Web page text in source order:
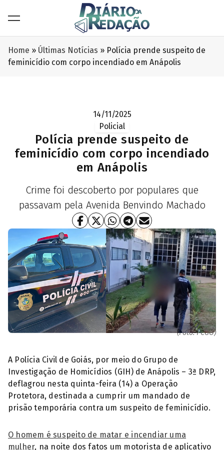
Home » Últimas Notícias » Polícia prende suspeito de
feminicídio com corpo incendiado em Anápolis
14/11/2025
Policial
Polícia prende suspeito de
feminicídio com corpo incendiado
em Anápolis
Crime foi descoberto por populares que
passavam pela Avenida Benvindo Machado
Preso suspeito de feminicidio na Avenida Benvindo Machado
(Foto: PCGO)
A Polícia Civil de Goiás, por meio do Grupo de
Investigação de Homicídios (GIH) de Anápolis – 3ª DRP,
deflagrou nesta quinta-feira (14) a Operação
Protetora, destinada a cumprir um mandado de
prisão temporária contra um suspeito de feminicídio.
O homem é suspeito de matar e incendiar uma
mulher, na noite dos fatos um motorista de aplicativo